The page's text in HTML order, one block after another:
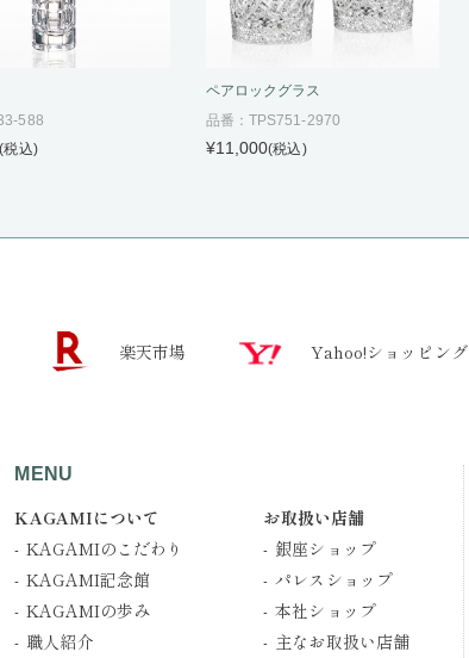
588
(税込)
ペアロックグラス
品番：TPS751-2970
¥11,000(税込)
楽天市場 Yahoo!ショッピング
MENU
KAGAMIについて
KAGAMIのこだわり
KAGAMI記念館
KAGAMIの歩み
職人紹介
お取扱い店舗
銀座ショップ
パレスショップ
本社ショップ
主なお取扱い店舗